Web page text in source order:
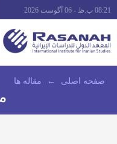
08:21 ب.ظ - 06 آگوست 2026
صفحه اصلى ← مقاله ها